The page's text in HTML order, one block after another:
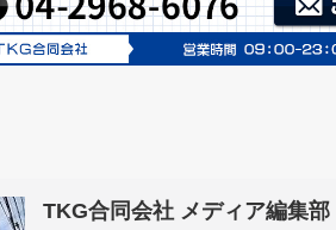
TKG合同会社 メディア編集部